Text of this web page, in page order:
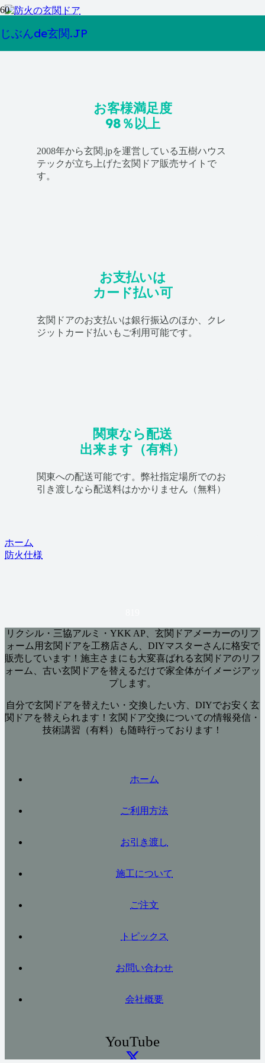
じぶんde玄関.JP
防火仕様の玄関ドアとは？どんな地域で必要？
お客様満足度
98％以上
2008年から玄関.jpを運営している五樹ハウス
テックが立ち上げた玄関ドア販売サイトで
す。
お支払いは
カード払い可
玄関ドアのお支払いは銀行振込のほか、クレ
ジットカード払いもご利用可能です。
関東なら配送
出来ます（有料）
関東への配送可能です。弊社指定場所でのお
引き渡しなら配送料はかかりません（無料）
ホーム
防火仕様
リクシル・三協アルミ・YKK AP、玄関ドアメーカーのリフ
ォーム用玄関ドアを工務店さん、DIYマスターさんに格安で
販売しています！施主さまにも大変喜ばれる玄関ドアのリフ
ォーム、古い玄関ドアを替えるだけで家全体がイメージアッ
プします。
自分で玄関ドアを替えたい・交換したい方、DIYでお安く玄
関ドアを替えられます！玄関ドア交換についての情報発信・
技術講習（有料）も随時行っております！
ホーム
ご利用方法
お引き渡し
施工について
ご注文
トピックス
お問い合わせ
会社概要
YouTube